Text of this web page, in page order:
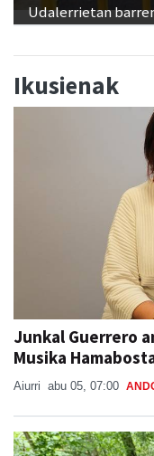
Udalerrietan
Ikusienak
Junkal Guerrero
Musika
Aiurri abu 05, 07:00